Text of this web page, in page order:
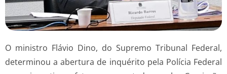
O ministro Flávio Dino, do Supremo Tribunal Federal,
determinou a abertura de inquérito pela Polícia Federal